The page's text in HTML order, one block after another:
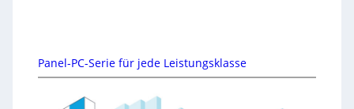
Panel-PC-Serie für jede Leistungsklasse